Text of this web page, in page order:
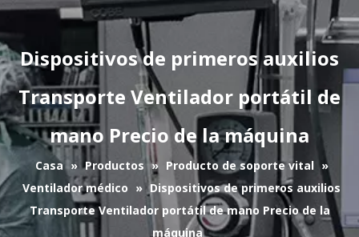
Transporte Ventilador portátil de
mano Precio de la máquina
Casa » Productos » Producto de soporte vital
»
Ventilador médico » Dispositivos de primeros auxilios
Transporte Ventilador portátil de mano Precio de la
máquina